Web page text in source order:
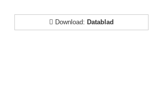
Download: Datablad